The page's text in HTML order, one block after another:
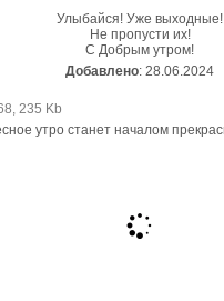
Улыбайся! Уже выходные!
Не пропусти их!
С Добрым утром!
Добавлено: 28.06.2024
235 Kb